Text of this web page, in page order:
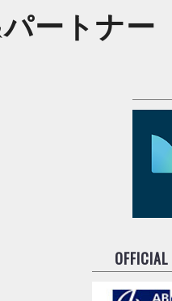
パートナー